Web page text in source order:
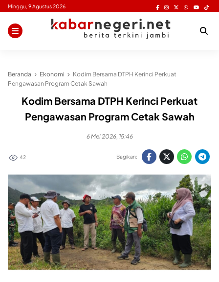
Skip
content
Minggu, 9 Agustus 2026
Beranda Ekonomi
Kodim Bersama DTPH Kerinci Perkuat
Pengawasan Program Cetak Sawah
Kodim Bersama DTPH Kerinci Perkuat
Pengawasan Program Cetak Sawah
6 Mei 2026, 15:46
42 Bagikan: